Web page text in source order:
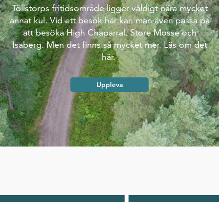
Töllstorps fritidsområde ligger väldigt nära mycket
annat kul. Vid ett besök här kan man även passa på
att besöka High Chaparral, Store Mosse och
Isaberg. Men det finns så mycket mer. Läs om det
här.
Uppleva